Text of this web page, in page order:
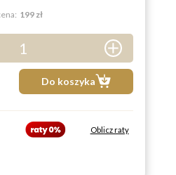
199 zł
1
5
Do koszyka
Oblicz raty